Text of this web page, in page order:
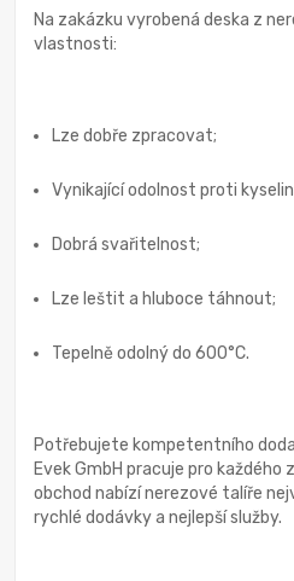
Na zakázku vyrobená deska z
vlastnosti:
Lze dobře zpracovat;
Vynikající odolnost proti
Dobrá svařitelnost;
Lze leštit a hluboce táhnout;
Tepelně odolný do 600°C.
Potřebujete kompetentního
Evek GmbH pracuje pro
obchod nabízí nerezové talíře
rychlé dodávky a nejlepší služby.